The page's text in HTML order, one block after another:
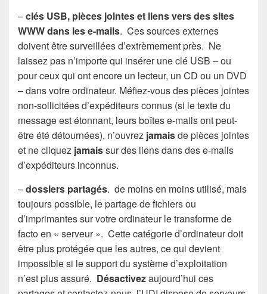
–clés USB, pièces jointes et liens vers des sites
WWW dans les e-mails. Ces sources externes
doivent être surveillées d’extrèmement près. Ne
laissez pas n’importe qui insérer une clé USB – ou
pour ceux qui ont encore un lecteur, un CD ou un DVD
– dans votre ordinateur. Méfiez-vous des pièces jointes
non-sollicitées d’expéditeurs connus (si le texte du
message est étonnant, leurs boîtes e-mails ont peut-
être été détournées), n’ouvrez jamaisde pièces jointes
et ne cliquez jamaissur des liens dans des e-mails
d’expéditeurs inconnus.
–dossiers partagés. de moins en moins utilisé, mais
toujours possible, le partage de fichiers ou
d’imprimantes sur votre ordinateur le transforme de
facto en « serveur ». Cette catégorie d’ordinateur doit
être plus protégée que les autres, ce qui devient
impossible si le support du système d’exploitation
n’est plus assuré. Désactivezaujourd’hui ces